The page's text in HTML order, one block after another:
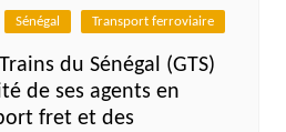
Sénégal Transport ferroviaire
du Sénégal (GTS)
de ses agents en
fret et des